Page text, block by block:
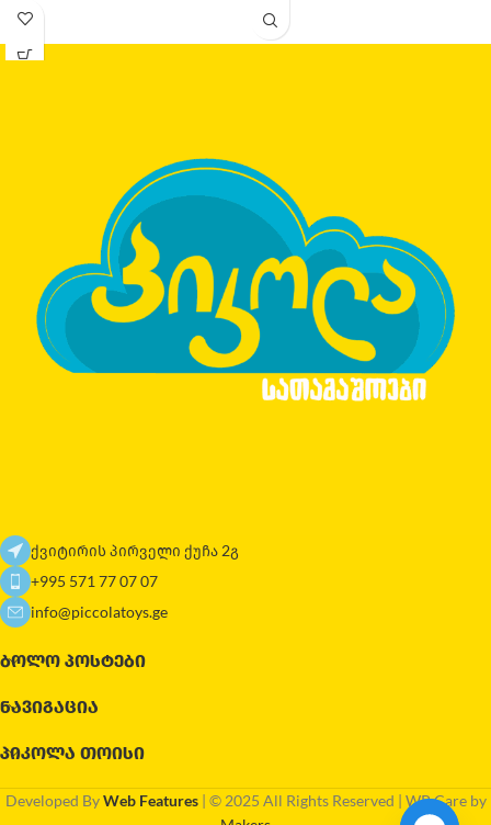
ქვიტირის პირველი ქუჩა 2გ
+995 571 77 07 07
info@piccolatoys.ge
ᲑᲝᲚᲝ ᲞᲝᲡᲢᲔᲑᲘ
ᲜᲐᲕᲘᲒᲐᲪᲘᲐ
ᲞᲘᲙᲝᲚᲐ ᲗᲝᲘᲡᲘ
Developed ByWeb Features | © 2025 All Rights Reserved | WP Care by